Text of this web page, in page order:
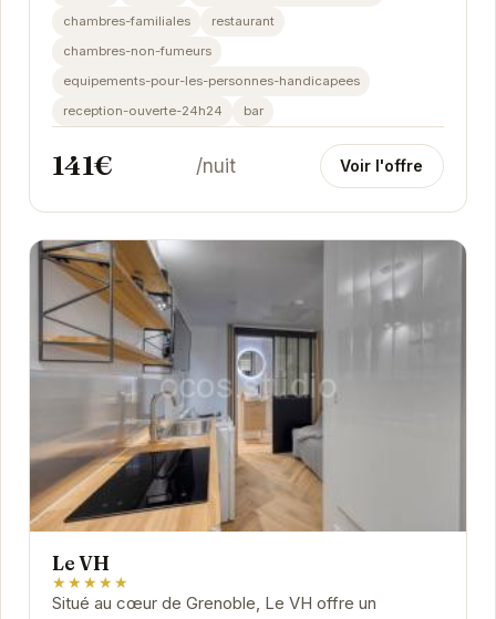
chambres-familiales
restaurant
chambres-non-fumeurs
equipements-pour-les-personnes-handicapees
reception-ouverte-24h24
bar
141€ /nuit Voir l'offre
Le VH
★★★★★
Situé au cœur de Grenoble, Le VH offre un